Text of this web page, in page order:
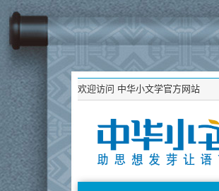
欢迎访问 中华小文学官方网站